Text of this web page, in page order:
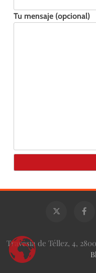
Tu mensaje (opcional)
Travesía de Téllez, 4,